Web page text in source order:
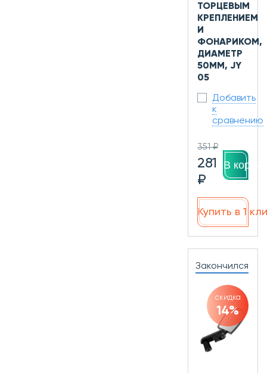
ТОРЦЕВЫМ
КРЕПЛЕНИЕМ
И
ФОНАРИКОМ,
ДИАМЕТР
50ММ, JY
05
Добавить
к
сравнению
351 ₽
281
₽
В
Купить в 1
Закончился
скидка
14%